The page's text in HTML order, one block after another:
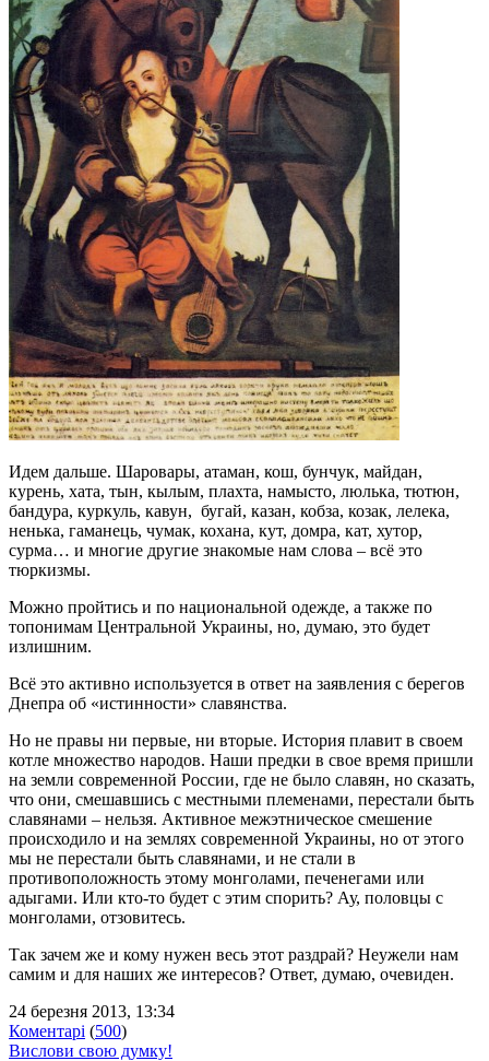
Идем дальше. Шаровары, атаман, кош, бунчук, майдан,
курень, хата, тын, кылым, плахта, намысто, люлька, тютюн,
бандура, куркуль, кавун, бугай, казан, кобза, козак, лелека,
ненька, гаманець, чумак, кохана, кут, домра, кат, хутор,
сурма… и многие другие знакомые нам слова – всё это
тюркизмы.
Можно пройтись и по национальной одежде, а также по
топонимам Центральной Украины, но, думаю, это будет
излишним.
Всё это активно используется в ответ на заявления с берегов
Днепра об «истинности» славянства.
Но не правы ни первые, ни вторые. История плавит в своем
котле множество народов. Наши предки в свое время пришли
на земли современной России, где не было славян, но сказать,
что они, смешавшись с местными племенами, перестали быть
славянами – нельзя. Активное межэтническое смешение
происходило и на землях современной Украины, но от этого
мы не перестали быть славянами, и не стали в
противоположность этому монголами, печенегами или
адыгами. Или кто-то будет с этим спорить? Ау, половцы с
монголами, отзовитесь.
Так зачем же и кому нужен весь этот раздрай? Неужели нам
самим и для наших же интересов? Ответ, думаю, очевиден.
24 березня 2013, 13:34
Коментарі (500)
Вислови свою думку!